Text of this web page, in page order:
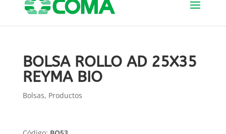
BOLSA ROLLO AD 25X35
REYMA BIO
Bolsas, Productos